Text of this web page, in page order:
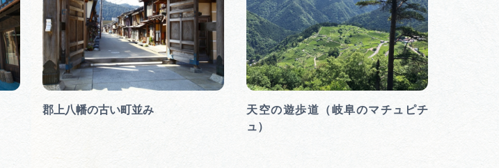
郡上八幡の古い町並み
天空の遊歩道（岐阜のマチュピチ
ュ）